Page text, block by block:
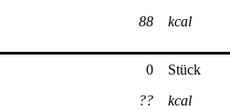
88
kcal
0
??
Stück
kcal